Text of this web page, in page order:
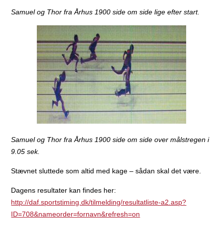
Samuel og Thor fra Århus 1900 side om side lige efter start.
Samuel og Thor fra Århus 1900 side om side over målstregen i
9.05 sek.
Stævnet sluttede som altid med kage – sådan skal det være.
Dagens resultater kan findes her:
http://daf.sportstiming.dk/tilmelding/resultatliste-a2.asp?
ID=708&nameorder=fornavn&refresh=on